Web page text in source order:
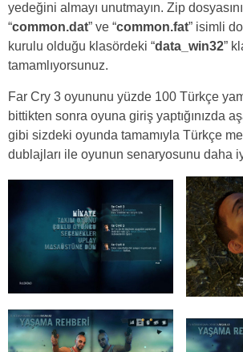
yedeğini almayı unutmayın. Zip
“common.dat” ve “common.fat” isimli
kurulu olduğu klasördeki “data_win32”
tamamlıyorsunuz.
Far Cry 3 oyununu yüzde 100 Türkçe
bittikten sonra oyuna giriş yaptığınızda
gibi sizdeki oyunda tamamıyla Türkçe
dublajları ile oyunun senaryosunu daha